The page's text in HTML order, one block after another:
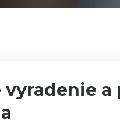
vyradenie